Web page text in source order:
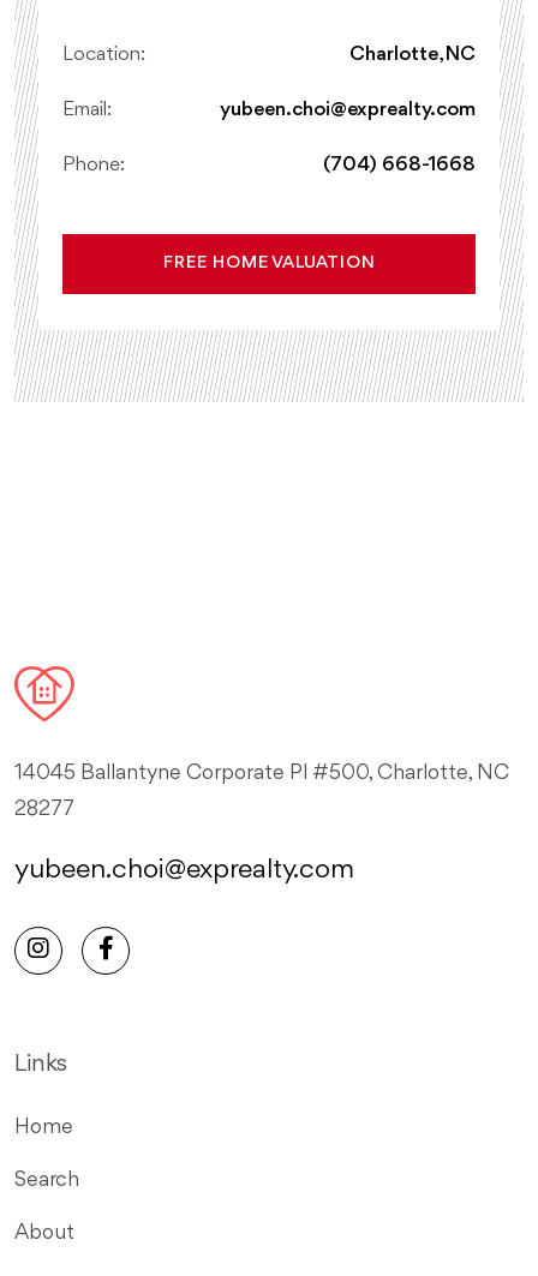
Location: Charlotte, NC
Email: yubeen.choi@exprealty.com
Phone: (704) 668-1668
FREE HOME VALUATION
14045 Ballantyne Corporate Pl #500, Charlotte, NC
28277
yubeen.choi@exprealty.com
Links
Home
Search
About